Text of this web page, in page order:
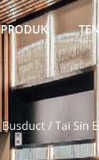
PRODUK
Busduct/ Tai Sin